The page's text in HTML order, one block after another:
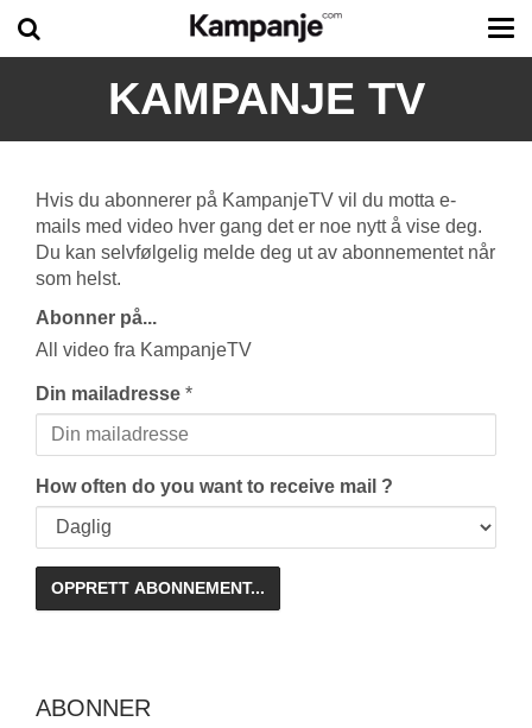
KAMPANJE TV
Hvis du abonnerer på KampanjeTV vil du motta e-
mails med video hver gang det er noe nytt å vise deg.
Du kan selvfølgelig melde deg ut av abonnementet når
som helst.
Abonner på...
All video fra KampanjeTV
Din mailadresse *
How often do you want to receive mail ?
ABONNER